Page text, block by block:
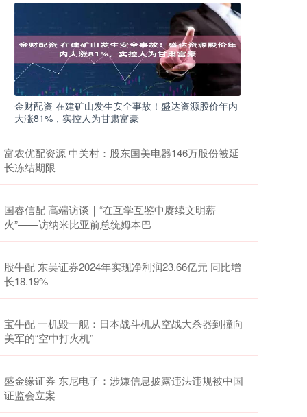
金财配资 在建矿山发生安全事故！盛达资源股价年内
大涨81%，实控人为甘肃富豪
富农优配资源 中关村：股东国美电器146万股份被延
长冻结期限
国睿信配 高端访谈｜“在互学互鉴中赓续文明薪
火”——访纳米比亚前总统姆本巴
股牛配 东吴证券2024年实现净利润23.66亿元 同比增
长18.19%
宝牛配 一机毁一舰：日本战斗机从空战大杀器到撞向
美军的“空中打火机”
盛金缘证券 东尼电子：涉嫌信息披露违法违规被中国
证监会立案